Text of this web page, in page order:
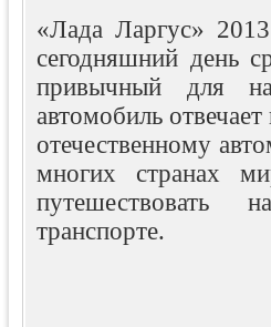
«Лада Ларгус»
сегодняшний день
привычный для
автомобиль
отечественному
многих странах
путешествовать
транспорте.